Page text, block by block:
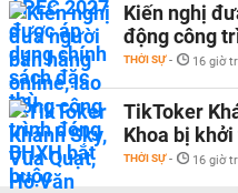
Kiến nghị
động công
THỜI SỰ - 16 giờ
TikToker
Khoa bị khởi
THỜI SỰ - 16 giờ